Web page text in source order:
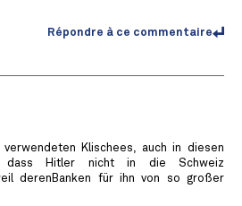
Répondre à ce commentaire
Klischees, auch in diesen
dass Hitler nicht in die Schweiz
derenBanken für ihn von so großer